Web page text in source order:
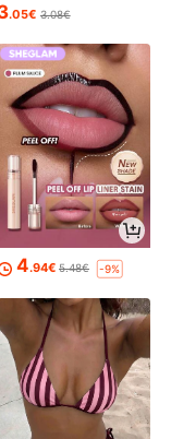
.05€ 3.08€
4.94€ 5.48€ -9%